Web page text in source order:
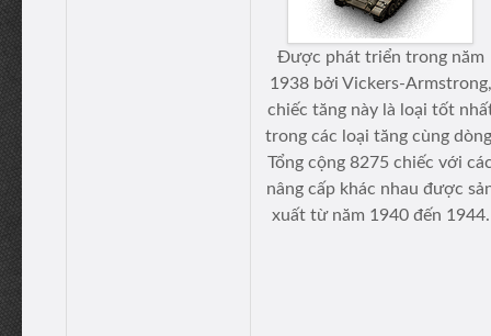
Được phát triển trong năm
1938 bởi Vickers-Armstrong,
chiếc tăng này là loại tốt
trong các loại tăng cùng
Tổng cộng 8275 chiếc với
nâng cấp khác nhau được
xuất từ năm 1940 đến 1944.